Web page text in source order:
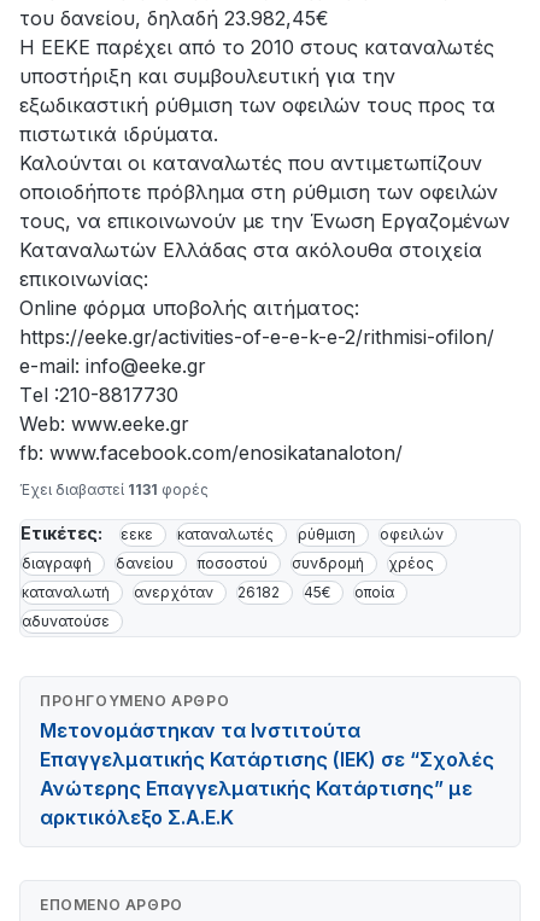
του δανείου, δηλαδή 23.982,45€
H ΕΕΚΕ παρέχει από το 2010 στους καταναλωτές
υποστήριξη και συμβουλευτική για την
εξωδικαστική ρύθμιση των οφειλών τους προς τα
πιστωτικά ιδρύματα.
Καλούνται οι καταναλωτές που αντιμετωπίζουν
οποιοδήποτε πρόβλημα στη ρύθμιση των οφειλών
τους, να επικοινωνούν με την Ένωση Εργαζομένων
Καταναλωτών Ελλάδας στα ακόλουθα στοιχεία
επικοινωνίας:
Online φόρμα υποβολής αιτήματος:
https://eeke.gr/activities-of-e-e-k-e-2/rithmisi-ofilon/
e-mail: info@eeke.gr
Τel :210-8817730
Web: www.eeke.gr
fb: www.facebook.com/enosikatanaloton/
Έχει διαβαστεί 1131 φορές
Ετικέτες: εεκε καταναλωτές ρύθμιση
οφειλών
διαγραφή
δανείου ποσοστού συνδρομή
χρέος
καταναλωτή
ανερχόταν 26182 45€
οποία
αδυνατούσε
ΠΡΟΗΓΟΎΜΕΝΟ ΆΡΘΡΟ
Μετονομάστηκαν τα Ινστιτούτα
Επαγγελµατικής Κατάρτισης (ΙΕΚ) σε “Σχολές
Ανώτερης Επαγγελµατικής Κατάρτισης” µε
αρκτικόλεξο Σ.Α.Ε.Κ
ΕΠΌΜΕΝΟ ΆΡΘΡΟ